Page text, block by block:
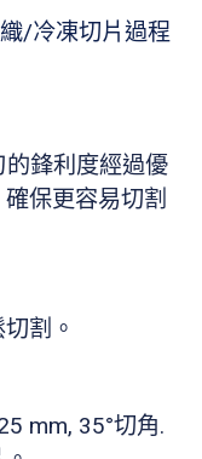
/冷凍切片過程
鋒利度經過優
保更容易切割
割。
mm, 35°切角.